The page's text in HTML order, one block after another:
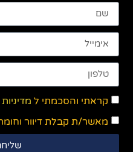
קראתי והסכמתי ל
מאשר/ת קבלת דיוור